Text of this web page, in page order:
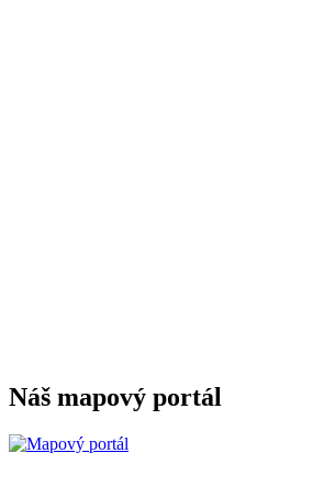
Náš mapový portál